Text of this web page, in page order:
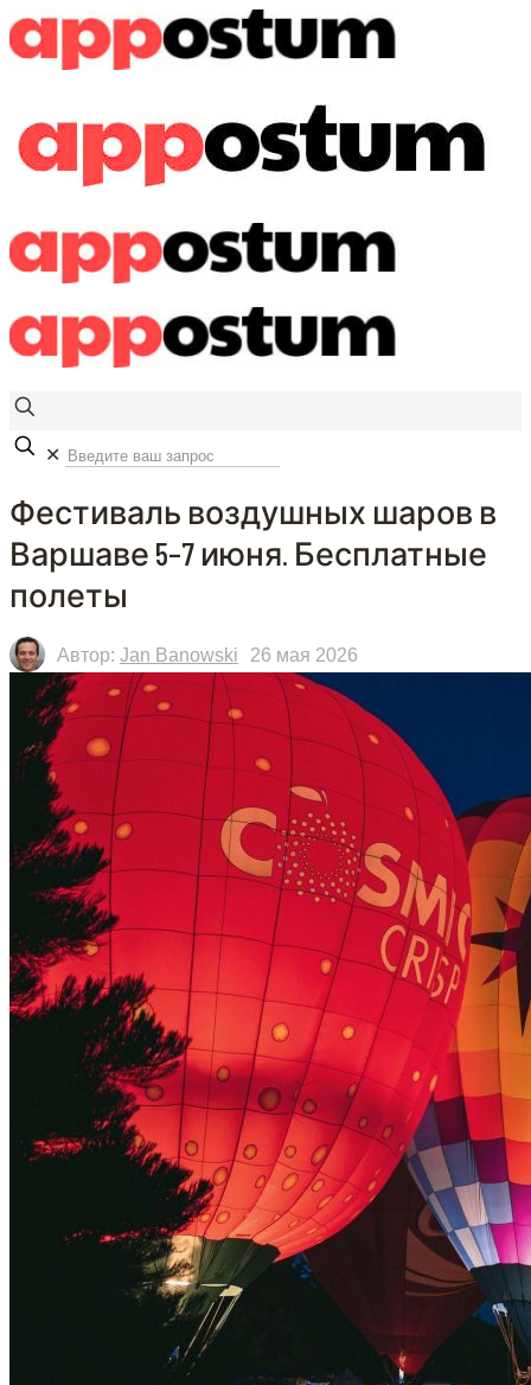
✕
Фестиваль воздушных шаров в
Варшаве 5–7 июня. Бесплатные
полеты
Автор: Jan Banowski 26 мая 2026